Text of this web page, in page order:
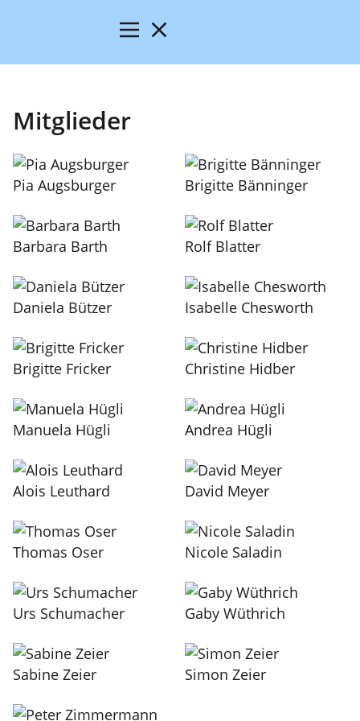
Mitglieder
Pia Augsburger Brigitte Bänninger
Barbara Barth Rolf Blatter
Daniela Bützer Isabelle Chesworth
Brigitte Fricker Christine Hidber
Manuela Hügli Andrea Hügli
Alois Leuthard David Meyer
Thomas Oser Nicole Saladin
Urs Schumacher Gaby Wüthrich
Sabine Zeier Simon Zeier